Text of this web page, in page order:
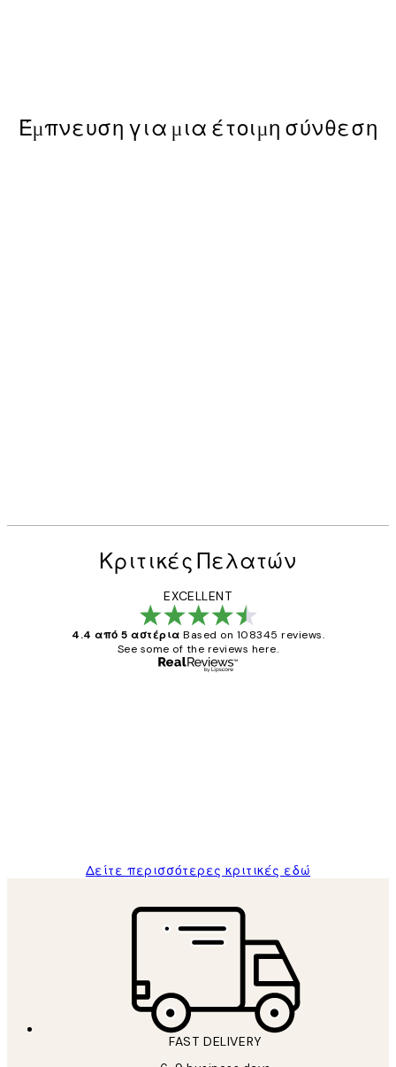
Έμπνευση για μια έτοιμη σύνθεση
Κριτικές Πελατών
EXCELLENT
4.4 από 5 αστέρια Based on 108345 reviews.
See some of the reviews here.
Δείτε περισσότερες κριτικές εδώ
FAST DELIVERY